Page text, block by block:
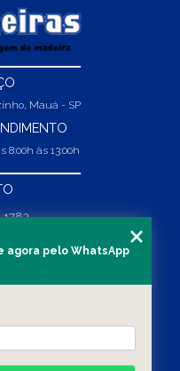
Mauá - SP
às 13:00h
1783
agora pelo WhatsApp